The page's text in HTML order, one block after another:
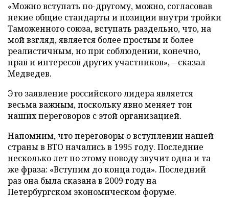
«Можно вступать по-другому, можно, согласовав
некие общие стандарты и позиции внутри тройки
Таможенного союза, вступать раздельно, что, на
мой взгляд, является более простым и более
реалистичным, но при соблюдении, конечно,
прав и интересов других участников», – сказал
Медведев.
Это заявление российского лидера является
весьма важным, поскольку явно меняет тон
наших переговоров с этой организацией.
Напомним, что переговоры о вступлении нашей
страны в ВТО начались в 1995 году. Последние
несколько лет по этому поводу звучит одна и та
же фраза: «Вступим до конца года». Последний
раз она была сказана в 2009 году на
Петербургском экономическом форуме.